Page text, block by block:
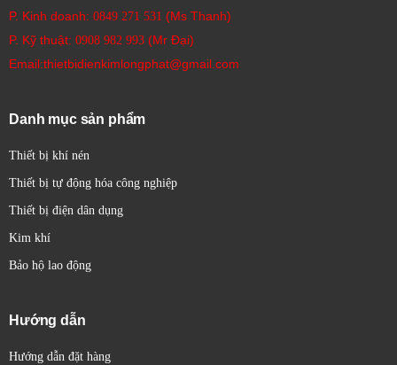
P. Kinh doanh: 0849 271 531 (Ms Thanh)
P. Kỹ thuật: 0908 982 993​ (Mr Đại)
Email:thietbidienkimlongphat@gmail.com
Danh mục sản phẩm
Thiết bị khí nén
Thiết bị tự động hóa công nghiệp
Thiết bị điện dân dụng
Kim khí
Bảo hộ lao động
Hướng dẫn
Hướng dẫn đặt hàng